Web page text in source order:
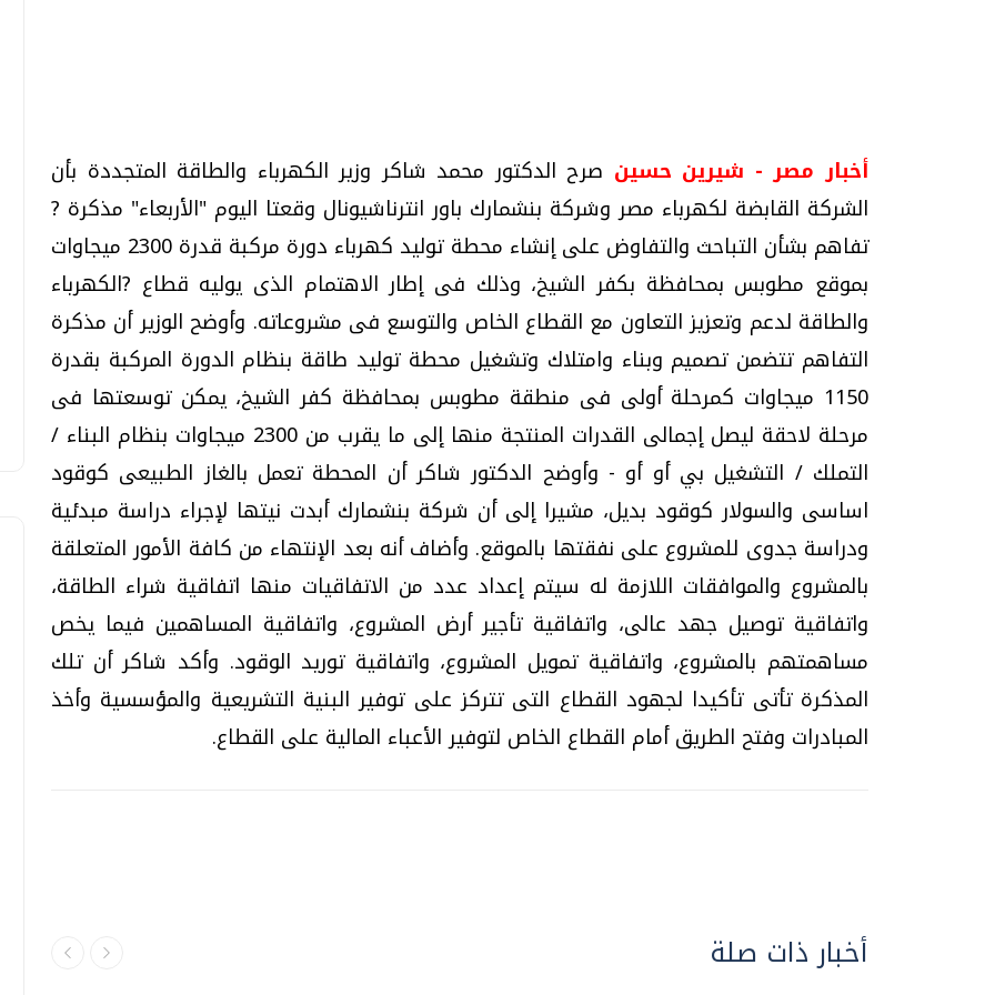
أخبار مصر - شيرين حسين صرح الدكتور محمد شاكر وزير الكهرباء والطاقة المتجددة بأن
الشركة القابضة لكهرباء مصر وشركة بنشمارك باور انترناشيونال وقعتا اليوم "الأربعاء" مذكرة ?
تفاهم بشأن التباحث والتفاوض على إنشاء محطة توليد كهرباء دورة مركبة قدرة 2300 ميجاوات
بموقع مطوبس بمحافظة بكفر الشيخ، وذلك فى إطار الاهتمام الذى يوليه قطاع ?الكهرباء
والطاقة لدعم وتعزيز التعاون مع القطاع الخاص والتوسع فى مشروعاته. وأوضح الوزير أن مذكرة
التفاهم تتضمن تصميم وبناء وامتلاك وتشغيل محطة توليد طاقة بنظام الدورة المركبة بقدرة
1150 ميجاوات كمرحلة أولى فى منطقة مطوبس بمحافظة كفر الشيخ، يمكن توسعتها فى
مرحلة لاحقة ليصل إجمالى القدرات المنتجة منها إلى ما يقرب من 2300 ميجاوات بنظام البناء /
التملك / التشغيل بي أو أو - وأوضح الدكتور شاكر أن المحطة تعمل بالغاز الطبيعى كوقود
اساسى والسولار كوقود بديل، مشيرا إلى أن شركة بنشمارك أبدت نيتها لإجراء دراسة مبدئية
ودراسة جدوى للمشروع على نفقتها بالموقع. وأضاف أنه بعد الإنتهاء من كافة الأمور المتعلقة
بالمشروع والموافقات اللازمة له سيتم إعداد عدد من الاتفاقيات منها اتفاقية شراء الطاقة،
واتفاقية توصيل جهد عالى، واتفاقية تأجير أرض المشروع، واتفاقية المساهمين فيما يخص
مساهمتهم بالمشروع، واتفاقية تمويل المشروع، واتفاقية توريد الوقود. وأكد شاكر أن تلك
المذكرة تأتى تأكيدا لجهود القطاع التى تتركز على توفير البنية التشريعية والمؤسسية وأخذ
المبادرات وفتح الطريق أمام القطاع الخاص لتوفير الأعباء المالية على القطاع.
أخبار ذات صلة
دليلك للتنسيق الجامعي .. تساؤلات
وإجابات
السبت، 01 اغسطس 2026 10:25 ص
فيديو.. الإعلام الرقمي.. تقنيات واعدة
وتحديات هائلة
الخميس، 30 يوليو 2026 01:09 م
موجات الطقس الساخنة.. لماذا تحدث وكيف